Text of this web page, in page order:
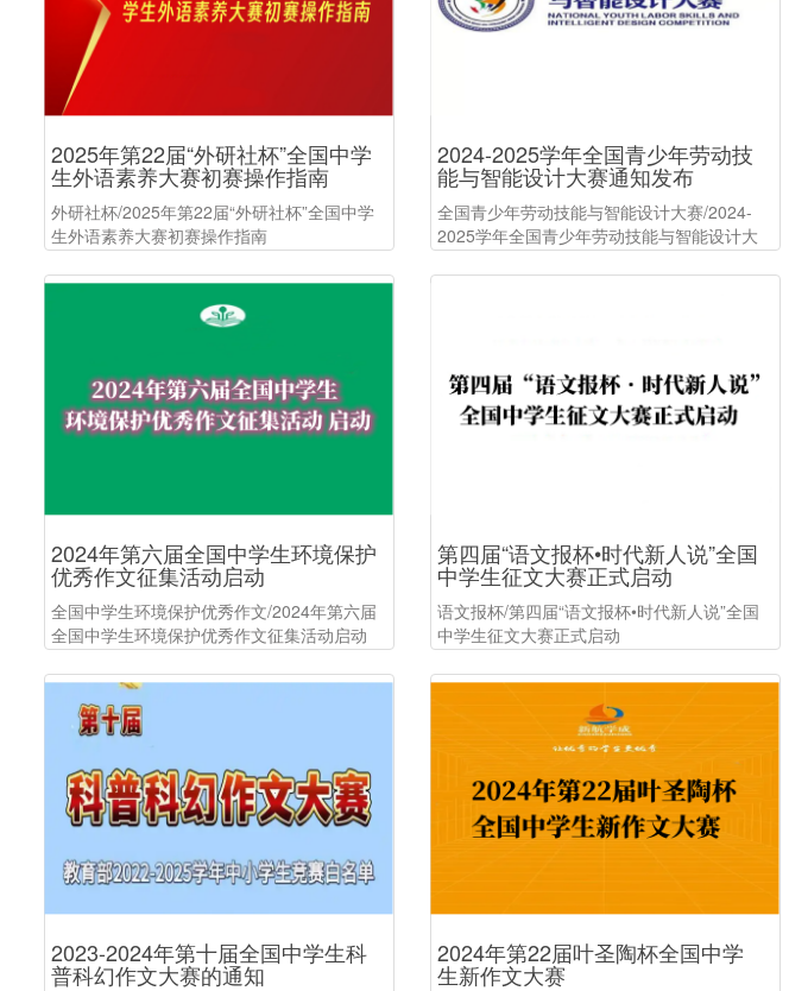
2025年第22届“外研社杯”全国中学
生外语素养大赛初赛操作指南
外研社杯/2025年第22届“外研社杯”全国中学
生外语素养大赛初赛操作指南
2024-2025学年全国青少年劳动技
能与智能设计大赛通知发布
全国青少年劳动技能与智能设计大赛/2024-
2025学年全国青少年劳动技能与智能设计大
赛通知发布
2024年第六届全国中学生环境保护
优秀作文征集活动启动
全国中学生环境保护优秀作文/2024年第六届
全国中学生环境保护优秀作文征集活动启动
第四届“语文报杯•时代新人说”全国
中学生征文大赛正式启动
语文报杯/第四届“语文报杯•时代新人说”全国
中学生征文大赛正式启动
2023-2024年第十届全国中学生科
普科幻作文大赛的通知
2024年第22届叶圣陶杯全国中学
生新作文大赛